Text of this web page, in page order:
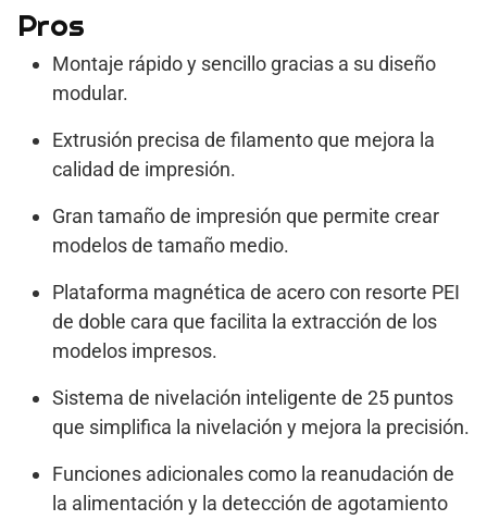
Pros
Montaje rápido y sencillo gracias a su diseño
modular.
Extrusión precisa de filamento que mejora la
calidad de impresión.
Gran tamaño de impresión que permite crear
modelos de tamaño medio.
Plataforma magnética de acero con resorte PEI
de doble cara que facilita la extracción de los
modelos impresos.
Sistema de nivelación inteligente de 25 puntos
que simplifica la nivelación y mejora la precisión.
Funciones adicionales como la reanudación de
la alimentación y la detección de agotamiento